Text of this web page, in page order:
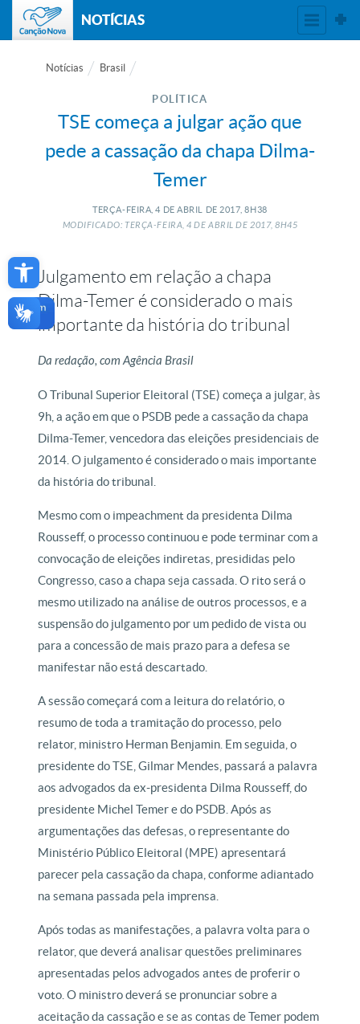
Open toolbar
NOTÍCIAS
Notícias Brasil
POLÍTICA
TSE começa a julgar ação que
pede a cassação da chapa Dilma-
Temer
TERÇA-FEIRA, 4 DE ABRIL DE 2017, 8H38
MODIFICADO: TERÇA-FEIRA, 4 DEABRIL DE 2017, 8H45
Julgamento em relação a chapa
Dilma-Temer é considerado o mais
importante da história do tribunal
Da redação, com Agência Brasil
O Tribunal Superior Eleitoral (TSE) começa a julgar, às
9h, a ação em que o PSDB pede a cassação da chapa
Dilma-Temer, vencedora das eleições presidenciais de
2014. O julgamento é considerado o mais importante
da história do tribunal.
Mesmo com o impeachment da presidenta Dilma
Rousseff, o processo continuou e pode terminar com a
convocação de eleições indiretas, presididas pelo
Congresso, caso a chapa seja cassada. O rito será o
mesmo utilizado na análise de outros processos, e a
suspensão do julgamento por um pedido de vista ou
para a concessão de mais prazo para a defesa se
manifestar não está descartado.
A sessão começará com a leitura do relatório, o
resumo de toda a tramitação do processo, pelo
relator, ministro Herman Benjamin. Em seguida, o
presidente do TSE, Gilmar Mendes, passará a palavra
aos advogados da ex-presidenta Dilma Rousseff, do
presidente Michel Temer e do PSDB. Após as
argumentações das defesas, o representante do
Ministério Público Eleitoral (MPE) apresentará
parecer pela cassação da chapa, conforme adiantado
na semana passada pela imprensa.
Após todas as manifestações, a palavra volta para o
relator, que deverá analisar questões preliminares
apresentadas pelos advogados antes de proferir o
voto. O ministro deverá se pronunciar sobre a
aceitação da cassação e se as contas de Temer podem